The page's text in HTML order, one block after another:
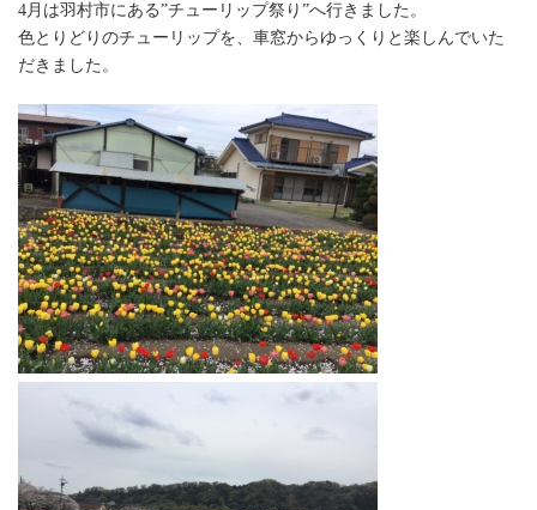
4月は羽村市にある”チューリップ祭り”へ行きました。
色とりどりのチューリップを、車窓からゆっくりと楽しんでいた
だきました。